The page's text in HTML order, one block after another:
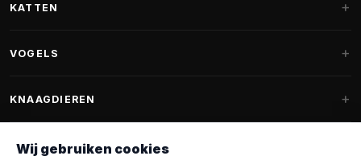
Fantail hondenmanden
Hondenspeelgoed
KATTEN
Krabpalen voor Maine Coon
VOGELS
Vogelvoer binnenvogels
Voederhuisjes
KNAAGDIEREN
Wij gebruiken cookies